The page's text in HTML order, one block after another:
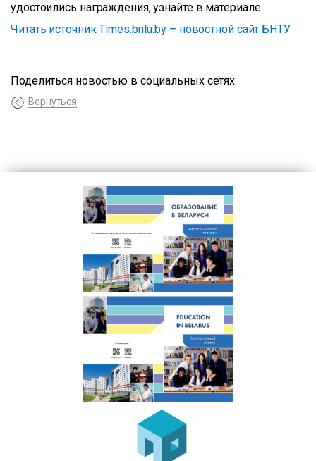
удостоились награждения, узнайте в материале.
Читать источник Times.bntu.by – новостной сайт БНТУ
Поделиться новостью в социальных сетях:
Вернуться